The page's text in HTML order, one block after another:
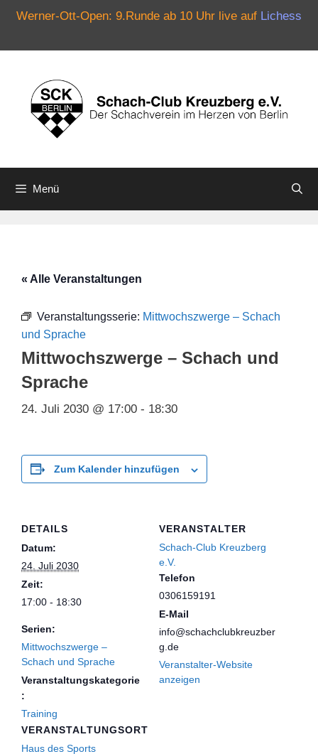
Werner-Ott-Open: 9.Runde ab 10 Uhr live auf Lichess
springen
Menü
« Alle Veranstaltungen
Veranstaltungsserie: Mittwochszwerge – Schach
und Sprache
Mittwochszwerge – Schach und
Sprache
24. Juli 2030 @ 17:00 - 18:30
Zum Kalender hinzufügen
DETAILS
Datum:
24. Juli 2030
Zeit:
17:00 - 18:30
Serien:
Mittwochszwerge –
Schach und Sprache
Veranstaltungskategorie
:
Training
VERANSTALTUNGSORT
Haus des Sports
VERANSTALTER
Schach-Club Kreuzberg
e.V.
Telefon
0306159191
E-Mail
info@schachclubkreuzber
g.de
Veranstalter-Website
anzeigen